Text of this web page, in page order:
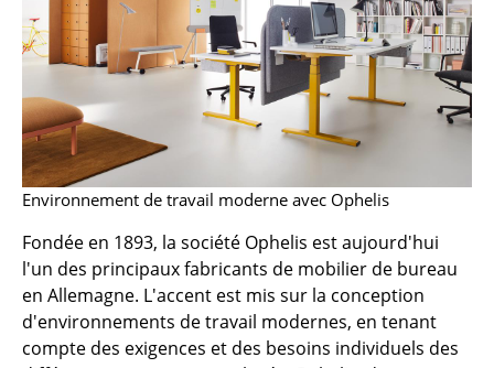
Chaises de jardin
Chaises enfants
Chaises à bascule
Chaises de bureau
Chaises de conférence
Fauteuils de direction
Pièces détachées
... voir tous les sièges
Environnement de travail moderne avec Ophelis
Fondée en 1893, la société Ophelis est aujourd'hui
l'un des principaux fabricants de mobilier de bureau
en Allemagne. L'accent est mis sur la conception
d'environnements de travail modernes, en tenant
compte des exigences et des besoins individuels des